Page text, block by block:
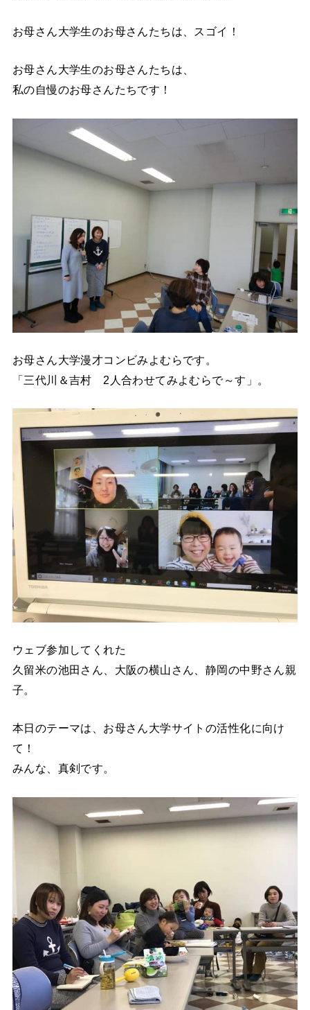
お母さん大学生のお母さんたちは、スゴイ！
お母さん大学生のお母さんたちは、
私の自慢のお母さんたちです！
お母さん大学漫才コンビみよむらです。
「三代川＆吉村 2人合わせてみよむらで～す」。
ウェブ参加してくれた
久留米の池田さん、大阪の横山さん、静岡の中野さん親
子。
本日のテーマは、お母さん大学サイトの活性化に向け
て！
みんな、真剣です。